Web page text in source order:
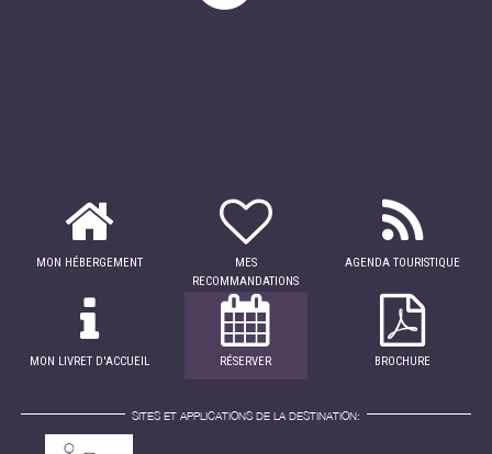
MON HÉBERGEMENT
MES
RECOMMANDATIONS
AGENDA TOURISTIQUE
MON LIVRET D'ACCUEIL RÉSERVER BROCHURE
SITES ET APPLICATIONS DE LA DESTINATION: